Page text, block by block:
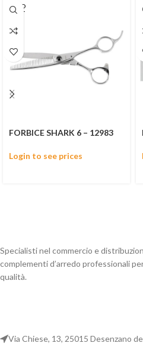
SOLD
OUT
FORBICE SHARK 6 – 12983
Login to see prices
Specialisti nel commercio e
complementi d’arredo professionali
qualità.
Via Chiese, 13, 25015 Desenzano